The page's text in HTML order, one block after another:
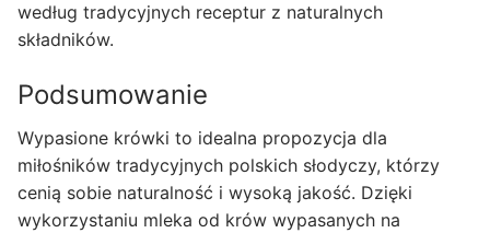
według tradycyjnych receptur z naturalnych
składników.
Podsumowanie
Wypasione krówki to idealna propozycja dla
miłośników tradycyjnych polskich słodyczy, którzy
cenią sobie naturalność i wysoką jakość. Dzięki
wykorzystaniu mleka od krów wypasanych na